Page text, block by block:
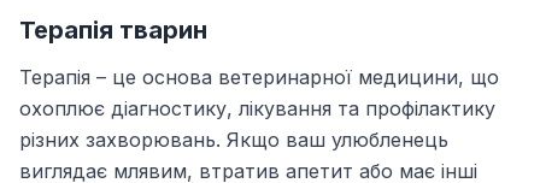
Терапія тварин
Терапія – це основа ветеринарної медицини, що
охоплює діагностику, лікування та профілактику
різних захворювань. Якщо ваш улюбленець
виглядає млявим, втратив апетит або має інші